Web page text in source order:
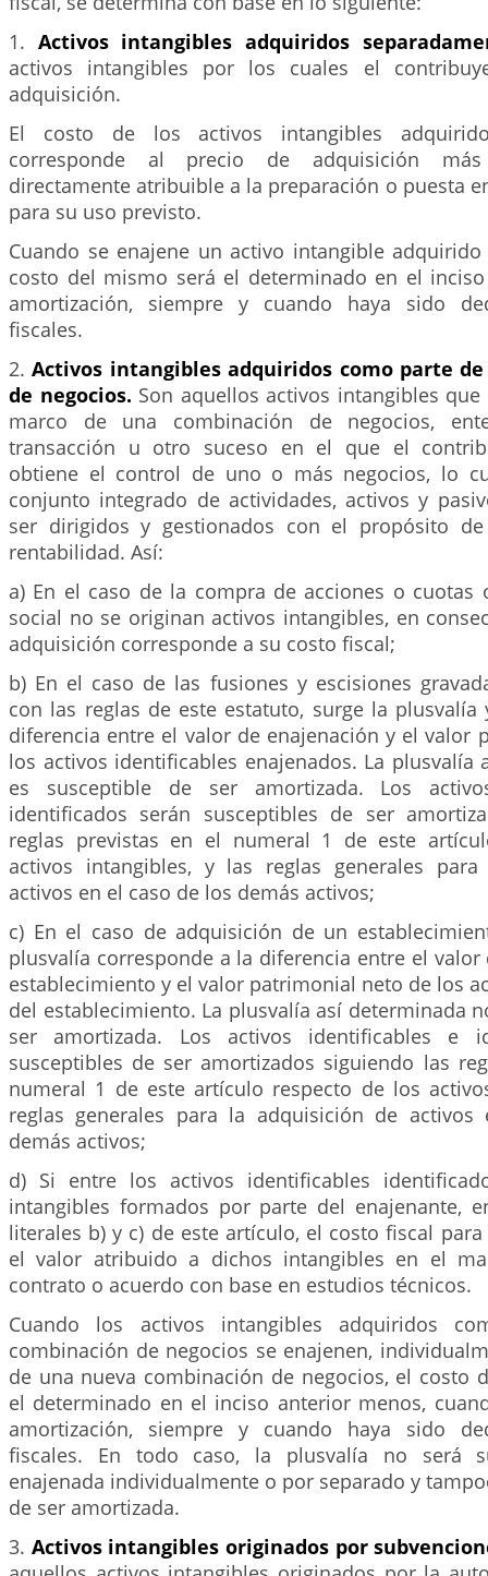
1. Activos intangibles adquiridos
activos intangibles por los cuales el
adquisición.
El costo de los activos intangibles
corresponde al precio de adquisición
directamente atribuible a la preparación o puesta
para su uso previsto.
Cuando se enajene un activo intangible adquirido
costo del mismo será el determinado en el
amortización, siempre y cuando haya sido
fiscales.
2.Activos intangibles adquiridos como parte
de negocios. Son aquellos activos intangibles
marco de una combinación de negocios,
transacción u otro suceso en el que el
obtiene el control de uno o más negocios, lo
conjunto integrado de actividades, activos y
ser dirigidos y gestionados con el propósito
rentabilidad. Así:
a) En el caso de la compra de acciones o cuotas
social no se originan activos intangibles, en
adquisición corresponde a su costo fiscal;
b) En el caso de las fusiones y escisiones
con las reglas de este estatuto, surge la
diferencia entre el valor de enajenación y el valor
los activos identificables enajenados. La plusvalía
es susceptible de ser amortizada. Los
identificados serán susceptibles de ser
reglas previstas en el numeral 1 de este
activos intangibles, y las reglas generales
activos en el caso de los demás activos;
c) En el caso de adquisición de un
plusvalía corresponde a la diferencia entre el
establecimiento y el valor patrimonial neto de los
del establecimiento. La plusvalía así determinada
ser amortizada. Los activos identificables e
susceptibles de ser amortizados siguiendo las
numeral 1 de este artículo respecto de los
reglas generales para la adquisición de
demás activos;
d) Si entre los activos identificables
intangibles formados por parte del enajenante,
literales b) y c) de este artículo, el costo fiscal
el valor atribuido a dichos intangibles en el
contrato o acuerdo con base en estudios técnicos.
Cuando los activos intangibles adquiridos
combinación de negocios se enajenen,
de una nueva combinación de negocios, el costo
el determinado en el inciso anterior menos,
amortización, siempre y cuando haya sido
fiscales. En todo caso, la plusvalía no será
enajenada individualmente o por separado y
de ser amortizada.
3. Activos intangibles originados por